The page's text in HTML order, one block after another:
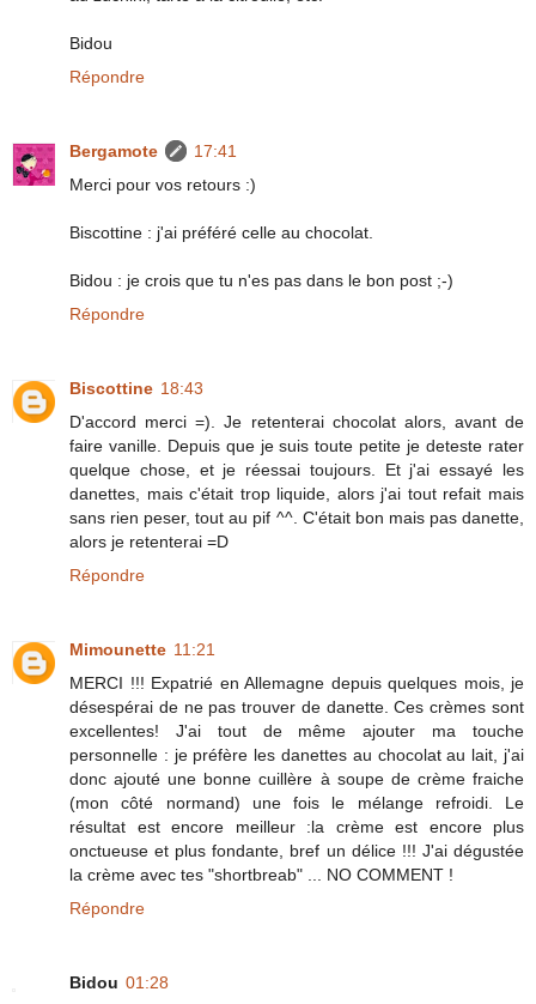
Bidou
Répondre
Bergamote
17:41
Merci pour vos retours :)
Biscottine : j'ai préféré celle au chocolat.
Bidou : je crois que tu n'es pas dans le bon post ;-)
Répondre
Biscottine 18:43
D'accord merci =). Je retenterai chocolat alors, avant de
faire vanille. Depuis que je suis toute petite je deteste rater
quelque chose, et je réessai toujours. Et j'ai essayé les
danettes, mais c'était trop liquide, alors j'ai tout refait mais
sans rien peser, tout au pif ^^. C'était bon mais pas danette,
alors je retenterai =D
Répondre
Mimounette 11:21
MERCI !!! Expatrié en Allemagne depuis quelques mois, je
désespérai de ne pas trouver de danette. Ces crèmes sont
excellentes! J'ai tout de même ajouter ma touche
personnelle : je préfère les danettes au chocolat au lait, j'ai
donc ajouté une bonne cuillère à soupe de crème fraiche
(mon côté normand) une fois le mélange refroidi. Le
résultat est encore meilleur :la crème est encore plus
onctueuse et plus fondante, bref un délice !!! J'ai dégustée
la crème avec tes "shortbreab" ... NO COMMENT !
Répondre
Bidou 01:28